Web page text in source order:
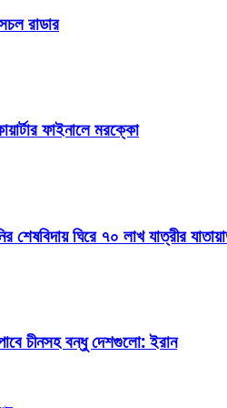
রাডার
ফাইনালে মরক্কো
শেষবিদায় ঘিরে ৭০ লাখ যাত্রীর
চীনসহ বন্ধু দেশগুলো: ইরান